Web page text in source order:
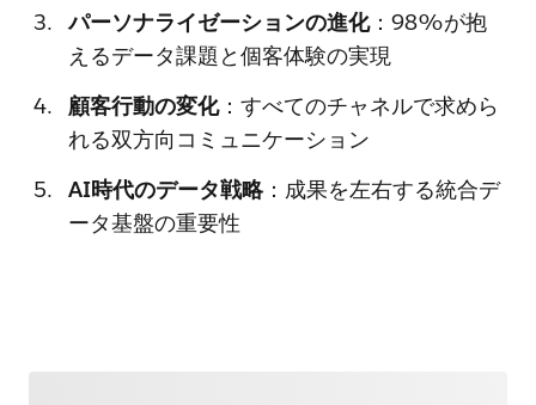
パーソナライゼーションの進化：98%が抱
えるデータ課題と個客体験の実現
顧客行動の変化：すべてのチャネルで求めら
れる双方向コミュニケーション
AI時代のデータ戦略：成果を左右する統合デ
ータ基盤の重要性